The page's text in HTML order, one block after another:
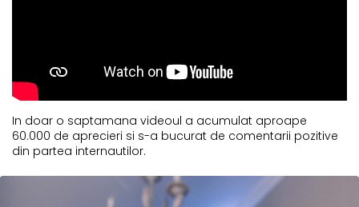
In doar o saptamana videoul a acumulat aproape
60.000 de aprecieri si s-a bucurat de comentarii pozitive
din partea internautilor.